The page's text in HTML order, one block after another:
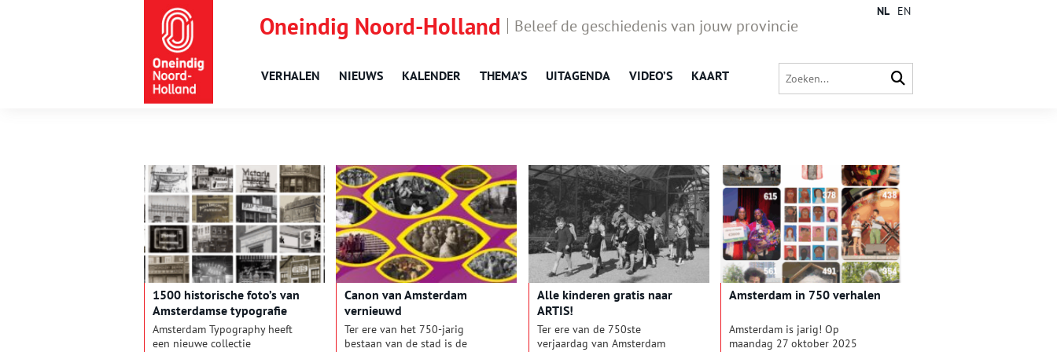
Oneindig Noord-Holland Beleef de geschiedenis van jouw provincie
VERHALEN NIEUWS KALENDER THEMA’S UITAGENDA VIDEO’S KAART
NL EN
1500 historische foto’s van
Amsterdamse typografie
Amsterdam Typography heeft
een nieuwe collectie
Canon van Amsterdam
vernieuwd
Ter ere van het 750-jarig
bestaan van de stad is de
Alle kinderen gratis naar
ARTIS!
Ter ere van de 750ste
verjaardag van Amsterdam
Amsterdam in 750 verhalen
Amsterdam is jarig! Op
maandag 27 oktober 2025